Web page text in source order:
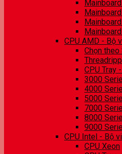
CPU AMD - Bộ
Chọn
CPU Tray
3000
4000
5000
7000
8000
9000
CPU Intel - Bộ
CPU Xeon